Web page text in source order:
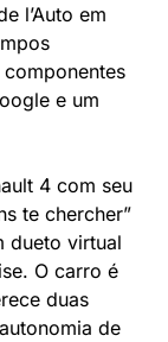
l’Auto em
e um
4 com seu
te chercher”
dueto virtual
O carro é
duas
de